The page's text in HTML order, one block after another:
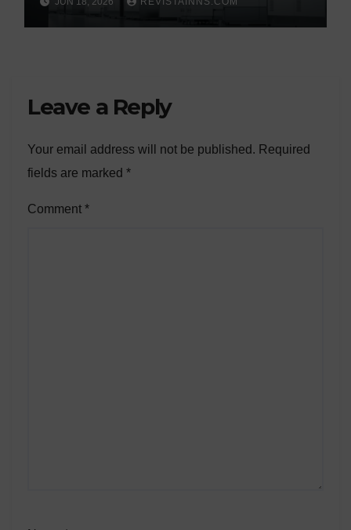
silicio ultrapuro que sus
competidores controlaban
Leave a Reply
Your email address will not be published. Required
fields are marked *
Comment *